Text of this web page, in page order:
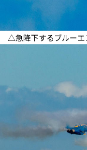
△急降下するブルー